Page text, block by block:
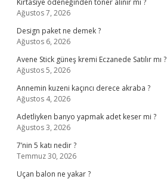
Kırtasiye ödeneğinden toner alınır mı ?
Ağustos 7, 2026
Design paket ne demek ?
Ağustos 6, 2026
Avene Stick güneş kremi Eczanede Satılır mı ?
Ağustos 5, 2026
Annemin kuzeni kaçıncı derece akraba ?
Ağustos 4, 2026
Adetliyken banyo yapmak adet keser mi ?
Ağustos 3, 2026
7’nin 5 katı nedir ?
Temmuz 30, 2026
Uçan balon ne yakar ?